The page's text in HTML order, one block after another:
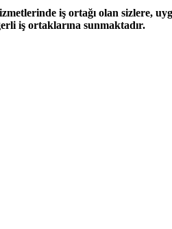
iş ortağı olan sizlere,
iş ortaklarına sunmaktadır.